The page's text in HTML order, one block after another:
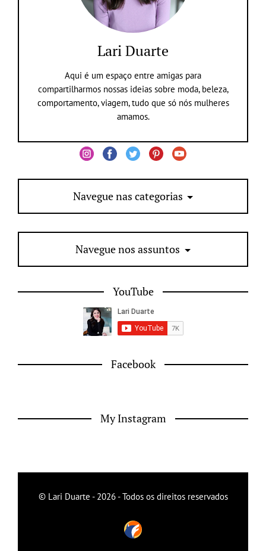
Lari Duarte
Aqui é um espaço entre amigas para
compartilharmos nossas ideias sobre moda, beleza,
comportamento, viagem, tudo que só nós mulheres
amamos.
Navegue nas categorias
Navegue nos assuntos
YouTube
Facebook
My Instagram
© Lari Duarte - 2026 - Todos os direitos reservados